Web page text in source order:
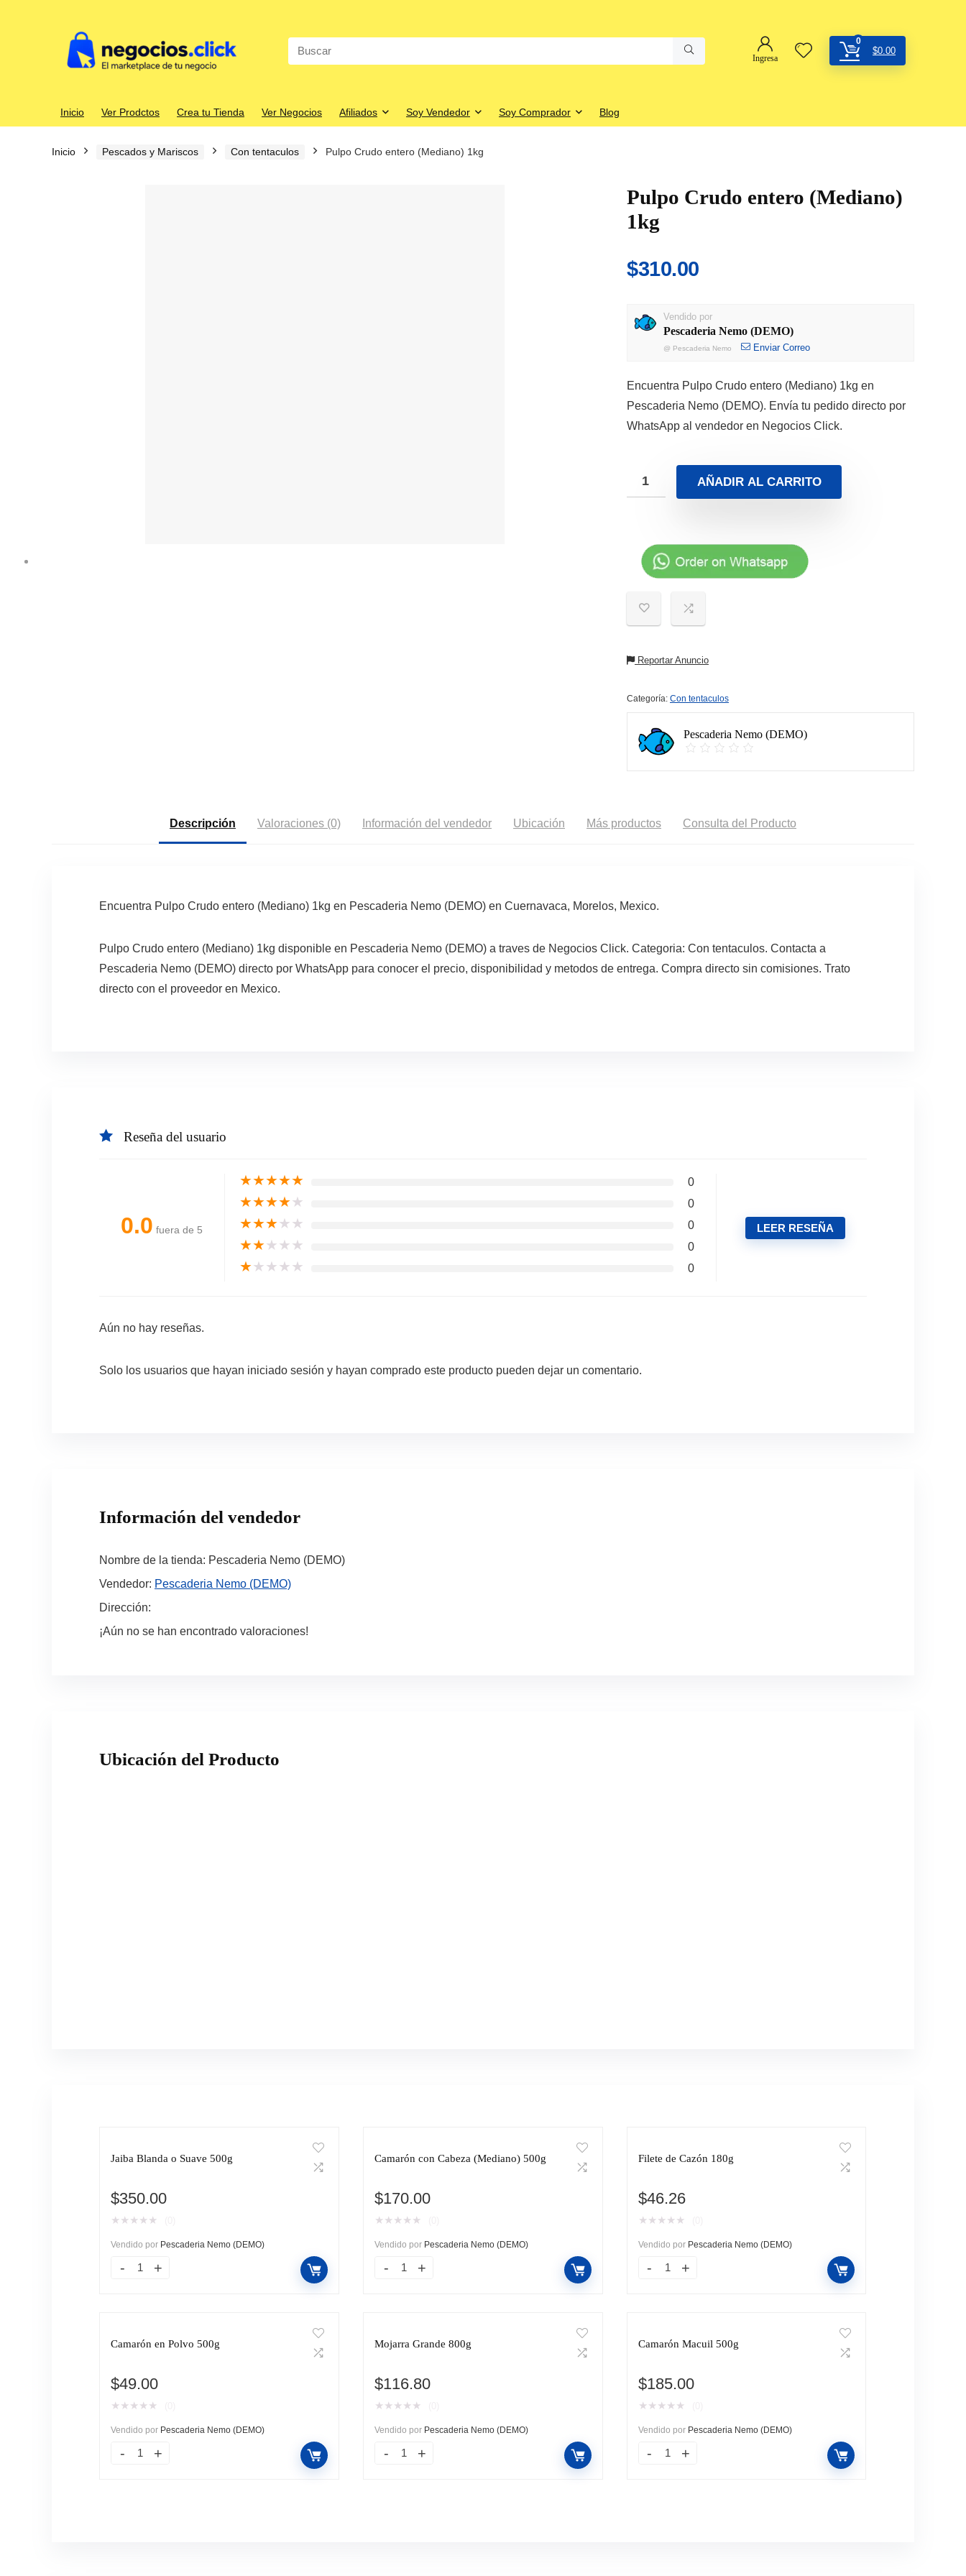
Search
for:
Ingresa
0
$0.00
Inicio Ver Prodctos Crea tu Tienda Ver Negocios Afiliados Soy Vendedor Soy Comprador Blog
Inicio Pescados y Mariscos Con tentaculos Pulpo Crudo entero (Mediano) 1kg
Pulpo Crudo entero (Mediano)
1kg
$310.00
Vendido por
Pescaderia Nemo (DEMO)
@ Pescaderia Nemo Enviar Correo
Encuentra Pulpo Crudo entero (Mediano) 1kg en
Pescaderia Nemo (DEMO). Envía tu pedido directo por
WhatsApp al vendedor en Negocios Click.
AÑADIR AL CARRITO
Reportar Anuncio
Categoría: Con tentaculos
Pescaderia Nemo (DEMO)
Descripción Valoraciones (0) Información del vendedor Ubicación Más productos Consulta del Producto
Encuentra Pulpo Crudo entero (Mediano) 1kg en Pescaderia Nemo (DEMO) en Cuernavaca, Morelos, Mexico.
Pulpo Crudo entero (Mediano) 1kg disponible en Pescaderia Nemo (DEMO) a traves de Negocios Click. Categoria: Con tentaculos. Contacta a
Pescaderia Nemo (DEMO) directo por WhatsApp para conocer el precio, disponibilidad y metodos de entrega. Compra directo sin comisiones. Trato
directo con el proveedor en Mexico.
Reseña del usuario
0.0 fuera de 5
★★★★★ 0
★★★★★ 0
★★★★★ 0
★★★★★ 0
★★★★★ 0
LEER RESEÑA
Aún no hay reseñas.
Solo los usuarios que hayan iniciado sesión y hayan comprado este producto pueden dejar un comentario.
Información del vendedor
Nombre de la tienda: Pescaderia Nemo (DEMO)
Vendedor: Pescaderia Nemo (DEMO)
Dirección:
¡Aún no se han encontrado valoraciones!
Ubicación del Producto
Jaiba Blanda o Suave 500g
$350.00
★ ★ ★ ★ ★
Vendido por Pescaderia Nemo (DEMO)
Camarón con Cabeza (Mediano) 500g
$170.00
★ ★ ★ ★ ★
Vendido por Pescaderia Nemo (DEMO)
Filete de Cazón 180g
$46.26
★ ★ ★ ★ ★
Vendido por Pescaderia Nemo (DEMO)
Camarón en Polvo 500g
$49.00
★ ★ ★ ★ ★
Vendido por Pescaderia Nemo (DEMO)
Mojarra Grande 800g
$116.80
★ ★ ★ ★ ★
Vendido por Pescaderia Nemo (DEMO)
Camarón Macuil 500g
$185.00
★ ★ ★ ★ ★
Vendido por Pescaderia Nemo (DEMO)